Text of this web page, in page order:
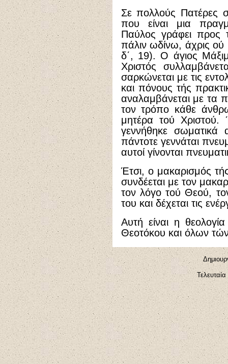
Σε πολλούς Πατέρες
που είναι μια
Παύλος γράφει προς
πάλιν ωδίνω, άχρις ού
δ΄, 19). Ο άγιος
Χριστός
σαρκώνεται με τις
και πόνους τής
αναλαμβάνεται με τα
τον τρόπο κάθε
μητέρα τού
γεννήθηκε
πάντοτε γεννάται
αυτοί γίνονται
Έτσι, ο μακαρισμός
συνδέεται με τον
τον λόγο τού Θεού,
του και δέχεται τις
Αυτή είναι η
Θεοτόκου και όλων